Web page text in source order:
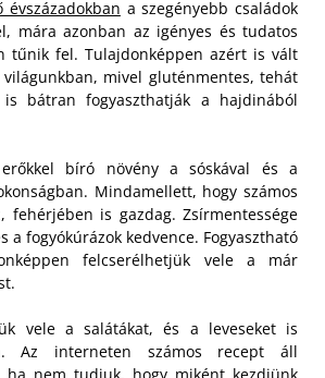
a szegényebb családok
mára azonban az igényes és tudatos
tűnik fel. Tulajdonképpen azért is vált
mivel gluténmentes, tehát
is bátran fogyaszthatják a hajdinából
bíró növény a sóskával és a
Mindamellett, hogy számos
fehérjében is gazdag. Zsírmentessége
a fogyókúrázok kedvence. Fogyasztható
felcserélhetjük vele a már
vele a salátákat, és a leveseket is
Az interneten számos recept áll
ha nem tudjuk, hogy miként kezdjünk